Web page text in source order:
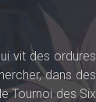
vit des ordures
dans des
Tournoi des Six